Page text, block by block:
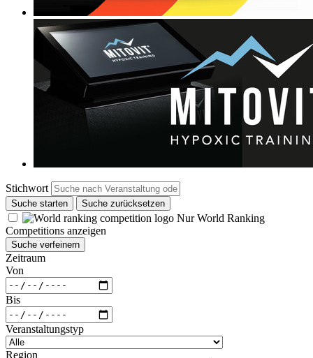
Stichwort
Suche starten Suche zurücksetzen
Nur World Ranking
Competitions anzeigen
Suche verfeinern
Zeitraum
Von
Bis
Veranstaltungstyp
Region